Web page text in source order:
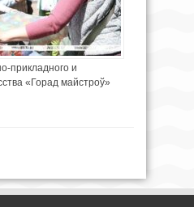
прикладного и
«Горад майстроў»